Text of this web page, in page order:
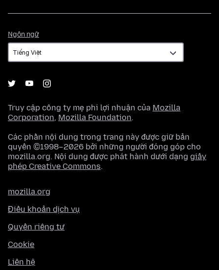
Ngôn ngữ
ngữ
Truy cập công ty mẹ phi lợi nhuận của Mozilla
Corporation, Mozilla Foundation.
Các phần nội dung trong trang này được giữ bản
quyền ©1998–2026 bởi những người đóng góp cho
mozilla.org. Nội dung được phát hành dưới dạng giấy
phép Creative Commons.
mozilla.org
Điều khoản dịch vụ
Quyền riêng tư
Cookie
Liên hệ